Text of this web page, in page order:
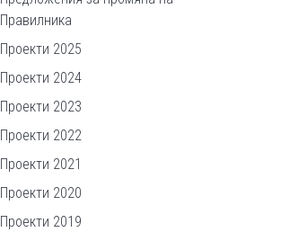
Правилника
Проекти 2025
Проекти 2024
Проекти 2023
Проекти 2022
Проекти 2021
Проекти 2020
Проекти 2019